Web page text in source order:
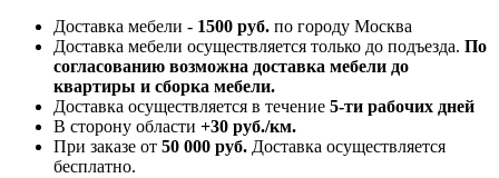
Доставка мебели - 1500 руб. по городу Москва
Доставка мебели осуществляется только до подъезда. По
согласованию возможна доставка мебели до
квартиры и сборка мебели.
Доставка осуществляется в течение 5-ти рабочих дней
В сторону области +30 руб./км.
При заказе от 50 000 руб. Доставка осуществляется
бесплатно.